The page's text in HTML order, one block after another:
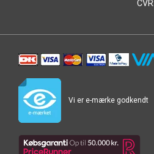
Vi er e-mærke godkendt